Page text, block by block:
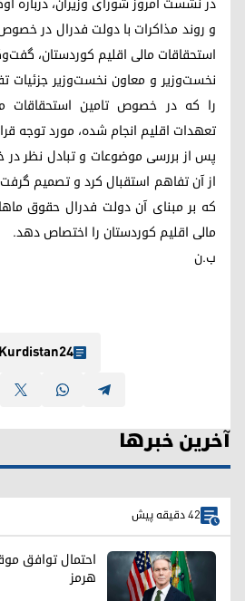
و روند مذاکرات با دولت فدرال در
استحقاقات مالی اقلیم کوردستان،
نخست‌وزیر و معاون نخست‌وزیر جزئیات
را که در خصوص تامین استحقاقات
تعهدات اقلیم انجام شده، مورد توجه
پس از بررسی موضوعات و تبادل نظر
از آن تفاهم استقبال کرد و تصمیم
که بر مبنای آن دولت فدرال حقوق
مالی اقلیم کوردستان را اختصاص دهد.
ب.ن
Kurdistan24
آخرین خبرها
42 دقیقه پیش
احتمال توافق
هرمز